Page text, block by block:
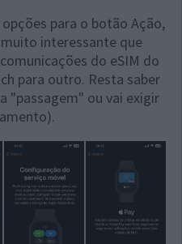
para o botão Ação,
interessante que
do eSIM do
para outro. Resta saber
"passagem" ou vai exigir